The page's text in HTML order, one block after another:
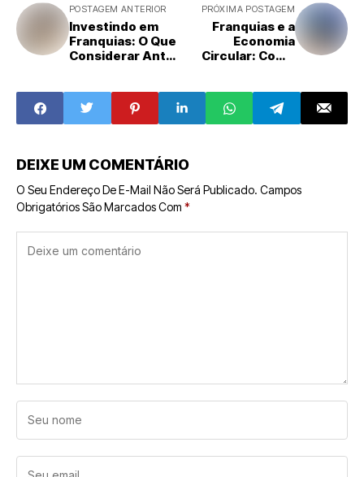
POSTAGEM ANTERIOR
Investindo em
Franquias: O Que
Considerar Antes
PRÓXIMA POSTAGEM
Franquias e a
Economia
Circular: Como
Práticas
Sustentáveis e
Inovadoras
DEIXE UM COMENTÁRIO
O Seu Endereço De E-Mail Não Será Publicado. Campos
Obrigatórios São Marcados Com *